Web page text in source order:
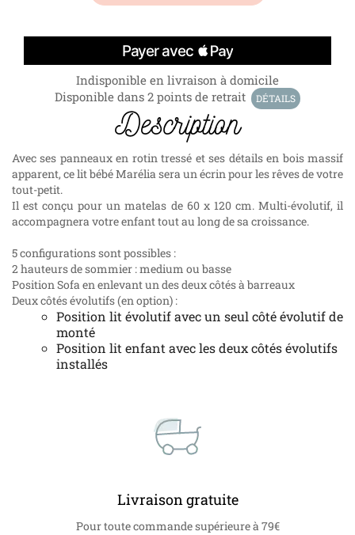
Indisponible en livraison à domicile
Disponible dans 2 points de retrait
DÉTAILS
Description
Avec ses panneaux en rotin tressé et ses détails en bois massif
apparent, ce lit bébé Marélia sera un écrin pour les rêves de votre
tout-petit.
Il est conçu pour un matelas de 60 x 120 cm. Multi-évolutif, il
accompagnera votre enfant tout au long de sa croissance.
5 configurations sont possibles :
2 hauteurs de sommier : medium ou basse
Position Sofa en enlevant un des deux côtés à barreaux
Deux côtés évolutifs (en option) :
Position lit évolutif avec un seul côté évolutif de
monté
Position lit enfant avec les deux côtés évolutifs
installés
Livraison gratuite
Pour toute commande supérieure à 79€